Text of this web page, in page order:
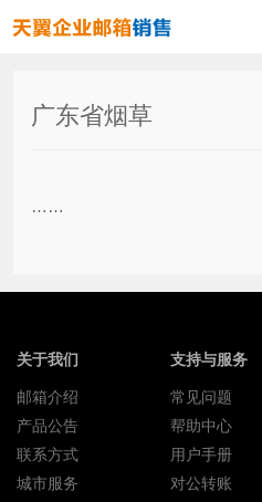
广东省烟草
……
关于我们
邮箱介绍
产品公告
联系方式
城市服务
支持与服务
常见问题
帮助中心
用户手册
对公转账